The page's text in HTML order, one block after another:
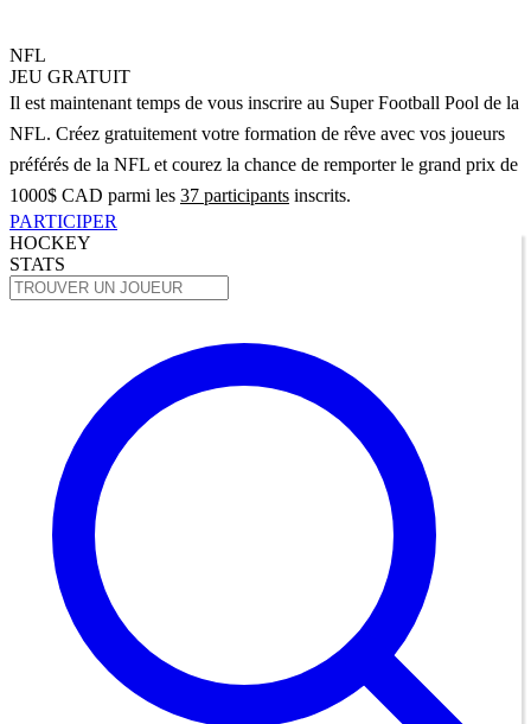
NFL
JEU GRATUIT
Il est maintenant temps de vous inscrire au Super Football Pool de la
NFL. Créez gratuitement votre formation de rêve avec vos joueurs
préférés de la NFL et courez la chance de remporter le grand prix de
1000$ CAD parmi les 37 participants inscrits.
PARTICIPER
HOCKEY
STATS